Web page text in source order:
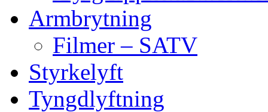
Armbrytning
Filmer – SATV
Styrkelyft
Tyngdlyftning